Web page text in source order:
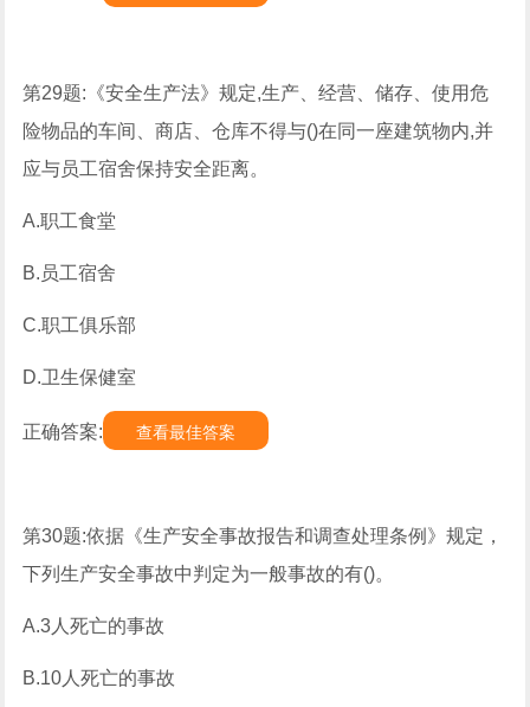
第29题:《安全生产法》规定,生产、经营、储存、使用危
险物品的车间、商店、仓库不得与()在同一座建筑物内,并
应与员工宿舍保持安全距离。
A.职工食堂
B.员工宿舍
C.职工俱乐部
D.卫生保健室
正确答案: 查看最佳答案
第30题:依据《生产安全事故报告和调查处理条例》规定，
下列生产安全事故中判定为一般事故的有()。
A.3人死亡的事故
B.10人死亡的事故